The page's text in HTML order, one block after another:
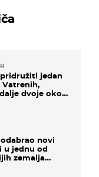
jedan
dvoje oko
novi
u jednu od
zemalja